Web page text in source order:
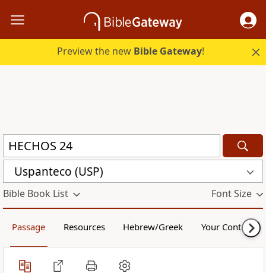
Preview the new Bible Gateway!
Uspanteco (USP)
Bible Book List Font Size
Passage Resources Hebrew/Greek Your Content